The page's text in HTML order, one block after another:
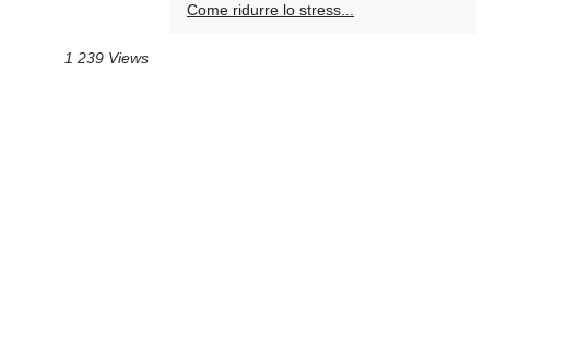
1 239 Views
Come ridurre lo stress...